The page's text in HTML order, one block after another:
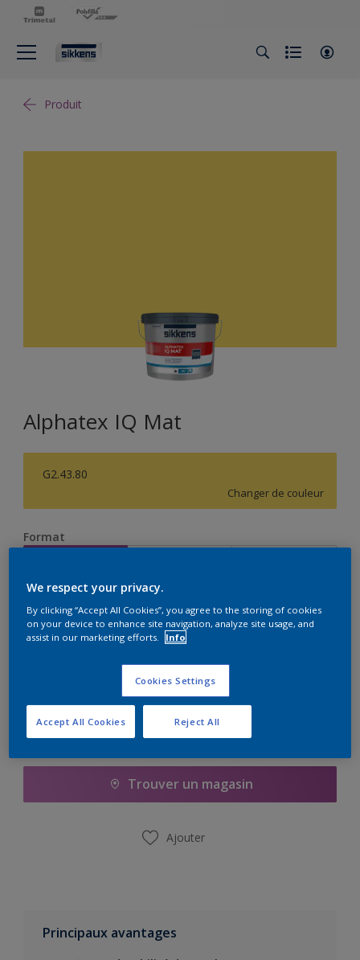
Produit
Alphatex IQ Mat
G2.43.80
Changer de couleur
Format
Quantité Calculateur de peinture
Ajouter à la liste d’achats
Trouver un magasin
Ajouter
Principaux avantages
We respect your privacy.
By clicking “Accept All Cookies”, you agree to the storing of cookies
on your device to enhance site navigation, analyze site usage, and
assist in our marketing efforts.
Info
Cookies Settings
Reject All
Accept All Cookies